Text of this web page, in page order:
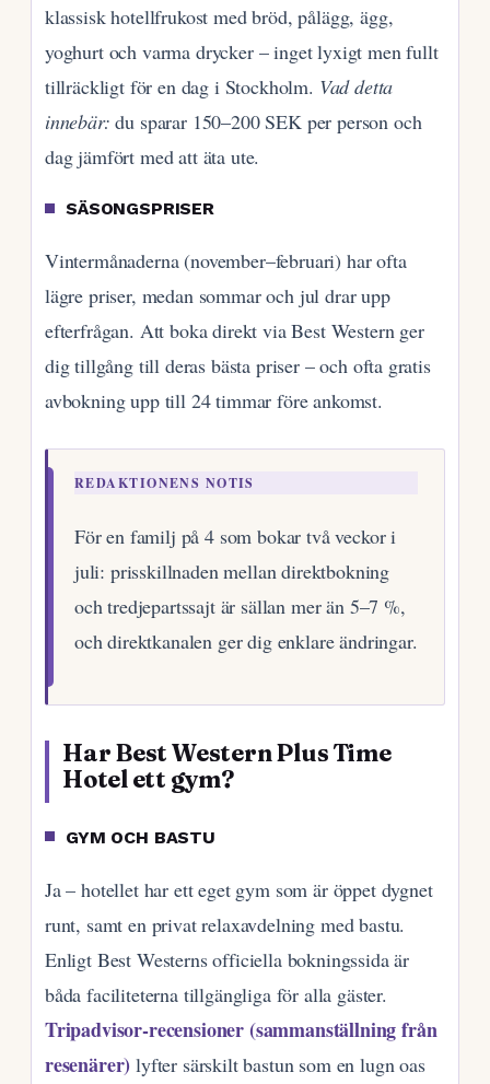
klassisk hotellfrukost med bröd, pålägg, ägg,
yoghurt och varma drycker – inget lyxigt men fullt
tillräckligt för en dag i Stockholm. Vad detta
innebär: du sparar 150–200 SEK per person och
dag jämfört med att äta ute.
SÄSONGSPRISER
Vintermånaderna (november–februari) har ofta
lägre priser, medan sommar och jul drar upp
efterfrågan. Att boka direkt via Best Western ger
dig tillgång till deras bästa priser – och ofta gratis
avbokning upp till 24 timmar före ankomst.
REDAKTIONENS NOTIS
För en familj på 4 som bokar två veckor i
juli: prisskillnaden mellan direktbokning
och tredjepartssajt är sällan mer än 5–7 %,
och direktkanalen ger dig enklare ändringar.
Har Best Western Plus Time
Hotel ett gym?
GYM OCH BASTU
Ja – hotellet har ett eget gym som är öppet dygnet
runt, samt en privat relaxavdelning med bastu.
Enligt Best Westerns officiella bokningssida är
båda faciliteterna tillgängliga för alla gäster.
Tripadvisor-recensioner (sammanställning från
resenärer) lyfter särskilt bastun som en lugn oas